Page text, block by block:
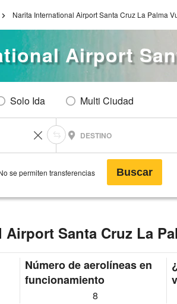
Narita International Airport Santa Cruz La Palma
Airport
Solo Ida Multi Ciudad
DESTINO
se permiten transferencias Buscar
Santa Cruz La
Número de aerolíneas en
funcionamiento
8